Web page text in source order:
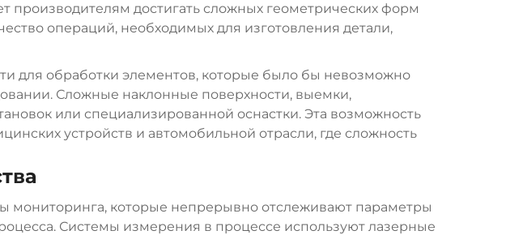
достигать сложных геометрических форм
операций, необходимых для изготовления детали,
для обработки элементов, которые было бы невозможно
Сложные наклонные поверхности, выемки,
или специализированной оснастки. Эта возможность
устройств и автомобильной отрасли, где сложность
мониторинга, которые непрерывно отслеживают параметры
Системы измерения в процессе используют лазерные